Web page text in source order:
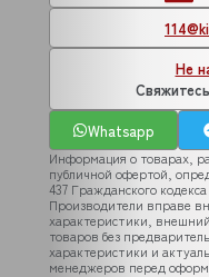
Не
Whatsapp
Информация о товарах,
публичной офертой,
437 Гражданского
Производители вправе
характеристики,
товаров без
характеристики и
менеджеров перед